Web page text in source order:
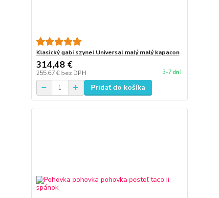
Klasický gabi szynel Universal malý malý kapacon
314,48 €
255,67 € bez DPH 3-7 dní
Pridať do košíka